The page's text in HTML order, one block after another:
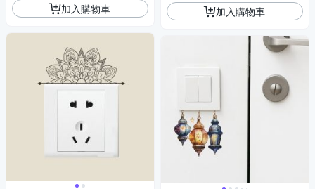
加入購物車 加入購物車